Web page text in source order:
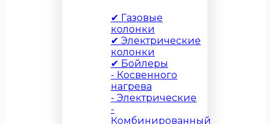
✔ Газовые
колонки
✔ Электрические
колонки
✔ Бойлеры
- Косвенного
нагрева
- Электрические
-
Комбинированный